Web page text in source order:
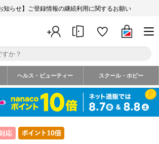
知らせ】ご登録情報の継続利用に関するお願い
ヘルス・ビューティー スクール・ホビー